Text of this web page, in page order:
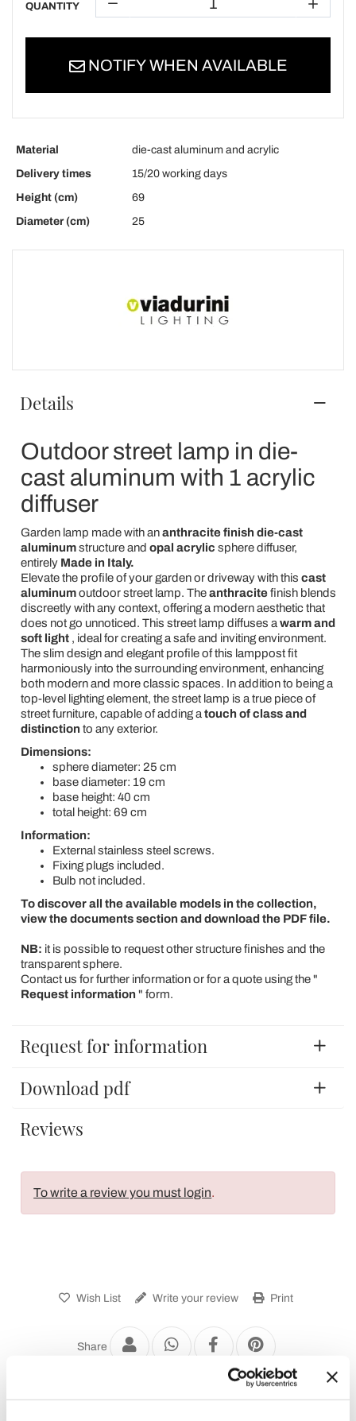
QUANTITY
NOTIFY WHEN AVAILABLE
Material
die-cast aluminum and acrylic
Delivery times
15/20 working days
Height (cm)
69
Diameter (cm)
25
Details
Outdoor street lamp in die-
cast aluminum with 1 acrylic
diffuser
Garden lamp made with ananthracite finish die-cast
aluminumstructure and opal acrylic sphere diffuser,
entirely Made in Italy.
Elevate the profile of your garden or driveway with this cast
aluminumoutdoor street lamp. Theanthracitefinish blends
discreetly with any context, offering a modern aesthetic that
does not go unnoticed. This street lamp diffuses a warm and
soft light, ideal for creating a safe and inviting environment.
The slim design and elegant profile of this lamppost fit
harmoniously into the surrounding environment, enhancing
both modern and more classic spaces. In addition to being a
top-level lighting element, the street lamp is a true piece of
street furniture, capable of adding a touch of class and
distinction to any exterior.
Dimensions:
sphere diameter: 25 cm
base diameter: 19 cm
base height: 40 cm
total height: 69 cm
Information:
External stainless steel screws.
Fixing plugs included.
Bulb not included.
To discover all the available models in the collection,
view the documents section and download the PDF file.
NB: it is possible to request other structure finishes and the
transparent sphere.
Contact us for further information or for a quote using the "
Request information " form.
Request for information
Download pdf
Reviews
To write a review you must login.
Wish List Write your review Print
Share